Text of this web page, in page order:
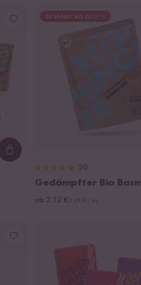
Loading...
DU SPARST BIS ZU 15 %
20
Gedämpfter Bio
ab 2,12 €